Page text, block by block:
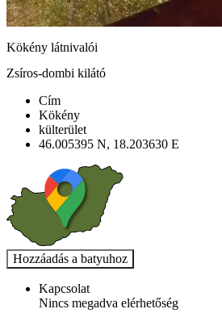
Kökény látnivalói
Zsíros-dombi kilátó
Cím
Kökény
külterület
46.005395 N, 18.203630 E
Kapcsolat
Nincs megadva elérhetőség